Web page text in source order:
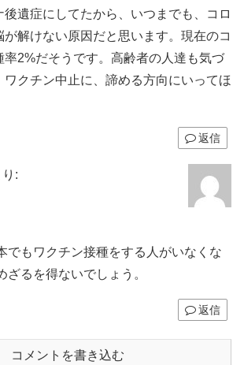
後遺症にしてたから、いつまでも、コロ
解けない原因だと思います。現在のコ
率2%だそうです。高齢者の人達も気づ
ワクチン中止に、諦める方向にいってほ
返信
り:
でもワクチン接種をする人がいなくな
ざるを得ないでしょう。
返信
コメントを書き込む